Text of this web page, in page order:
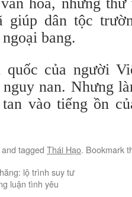
giúp dân tộc
bang.
quốc của người
nan. Nhưng
vào tiếng ồn
and tagged Thái Hạo. Bookmark
lộ trình suy tư
luận tình yêu